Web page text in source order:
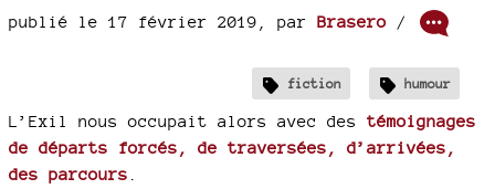
publié le 17 février 2019 par Brasero /
fiction humour
L’Exil nous occupait alors avec des témoignages
de départs forcés, de traversées, d’arrivées,
des parcours